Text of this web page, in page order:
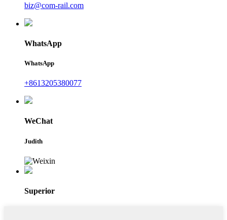
biz@com-rail.com
WhatsApp
WhatsApp
+8613205380077
WeChat
Judith
Superior